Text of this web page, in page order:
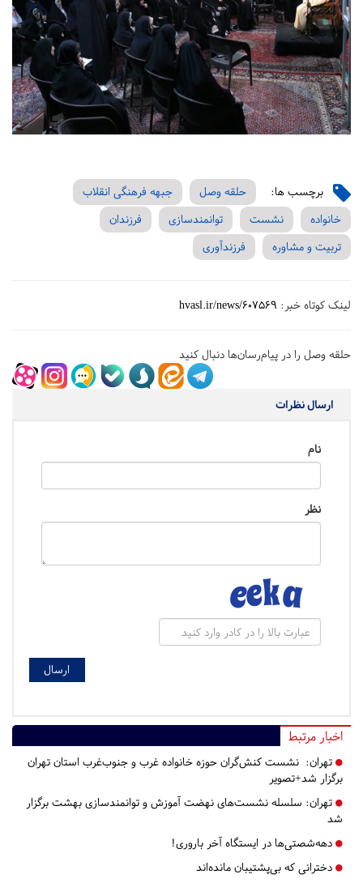
برچسب ها: حلقه وصل
جبهه فرهنگی انقلاب
خانواده
نشست‌ توانمندسازی
فرزندان
تربیت و مشاوره
فرزندآوری
لینک کوتاه خبر: hvasl.ir/news/607569
حلقه وصل را در پیام‌رسان‌ها دنبال کنید
ارسال نظرات
نام
نظر
اخبار مرتبط
تهران: نشست کنش‌گران حوزه خانواده غرب و جنوب‌غرب استان تهران
برگزار شد+تصویر
تهران: سلسله نشست‌های نهضت آموزش و توانمندسازی بهشت برگزار
شد
دهه‌شصتی‌ها در ایستگاه آخر باروری!
دخترانی که بی‌پشتیبان مانده‌اند